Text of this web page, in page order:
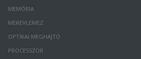
MEMÓRIA
MEREVLEMEZ
OPTIKAI MEGHAJTÓ
PROCESSZOR